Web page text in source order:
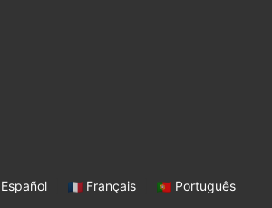
Español Français Português